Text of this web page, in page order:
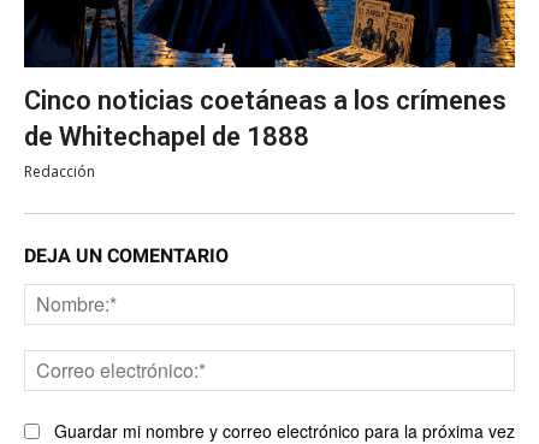
Cinco noticias coetáneas a los crímenes
de Whitechapel de 1888
Redacción
DEJA UN COMENTARIO
Guardar mi nombre y correo electrónico para la próxima vez